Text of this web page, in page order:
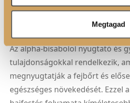
Megtagad
könnyen kezelhető haj minden
ALPHA-BISABOLOL
Az alpha-bisabolol nyugtató és
tulajdonságokkal rendelkezik,
megnyugtatják a fejbőrt és
egészséges növekedését. Ezzel